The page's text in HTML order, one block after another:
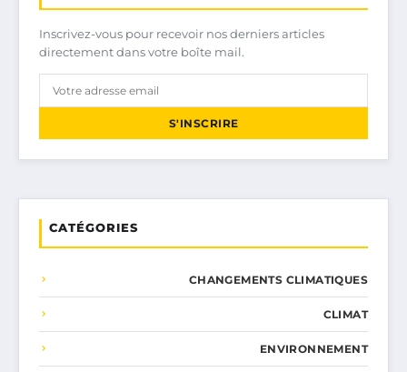
Inscrivez-vous pour recevoir nos derniers articles
directement dans votre boîte mail.
S'INSCRIRE
CATÉGORIES
CHANGEMENTS CLIMATIQUES
CLIMAT
ENVIRONNEMENT